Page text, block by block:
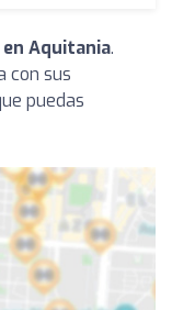
Aquitania.
con sus
puedas